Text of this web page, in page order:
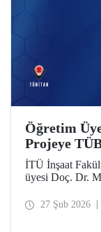
Öğretim
Projeye
İTÜ İnşaat
üyesi Doç. Dr.
Programı
27 Şub 2026